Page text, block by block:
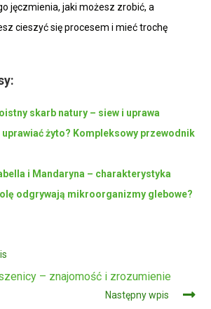
jęczmienia, jaki możesz zrobić, a
cieszyć się procesem i mieć trochę
skarb natury – siew i uprawa
żyto? Kompleksowy przewodnik
i Mandaryna – charakterystyka
odgrywają mikroorganizmy glebowe?
– znajomość i zrozumienie
Następny wpis